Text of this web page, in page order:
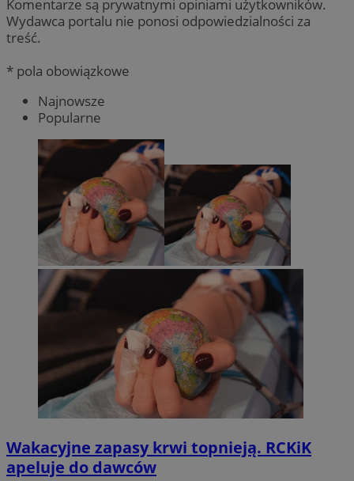
Komentarze są prywatnymi opiniami użytkowników.
Wydawca portalu nie ponosi odpowiedzialności za
treść.
* pola obowiązkowe
Najnowsze
Popularne
Wakacyjne zapasy krwi topnieją. RCKiK
apeluje do dawców